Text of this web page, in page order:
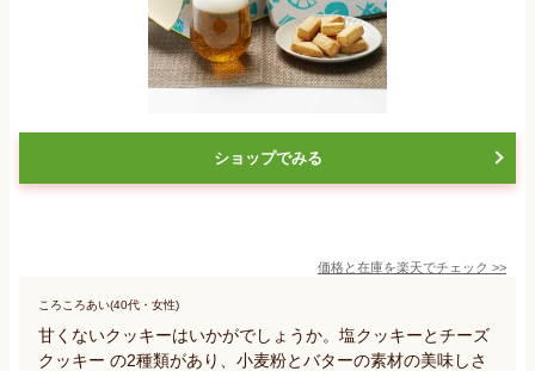
ショップでみる
価格と在庫を楽天でチェック >>
ころころあい(40代・女性)
甘くないクッキーはいかがでしょうか。塩クッキーとチーズ
クッキー の2種類があり、小麦粉とバターの素材の美味しさ